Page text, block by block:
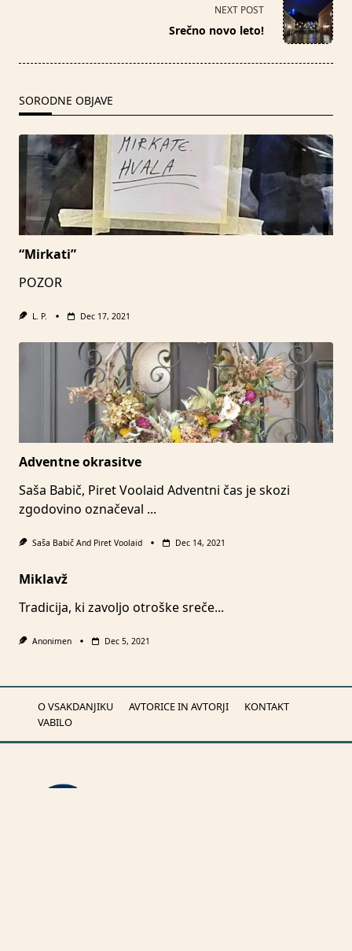
NEXT POST
Srečno novo leto!
SORODNE OBJAVE
“Mirkati”
POZOR
L. P. Dec 17, 2021
Adventne okrasitve
Saša Babič, Piret Voolaid Adventni čas je skozi
zgodovino označeval ...
Saša BabičAnd Piret Voolaid Dec 14, 2021
Miklavž
Tradicija, ki zavoljo otroške sreče...
Anonimen Dec 5, 2021
O VSAKDANJIKU AVTORICE IN AVTORJI
KONTAKT
VABILO